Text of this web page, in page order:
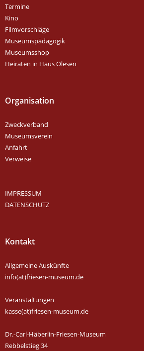
Termine
Kino
Filmvorschläge
Museumspädagogik
Museumsshop
Heiraten in Haus Olesen
Organisation
Zweckverband
Museumsverein
Anfahrt
Verweise
IMPRESSUM
DATENSCHUTZ
Kontakt
Allgemeine Auskünfte
info(at)friesen-museum.de
Veranstaltungen
kasse(at)friesen-museum.de
Dr.-Carl-Häberlin-Friesen-Museum
Rebbelstieg 34